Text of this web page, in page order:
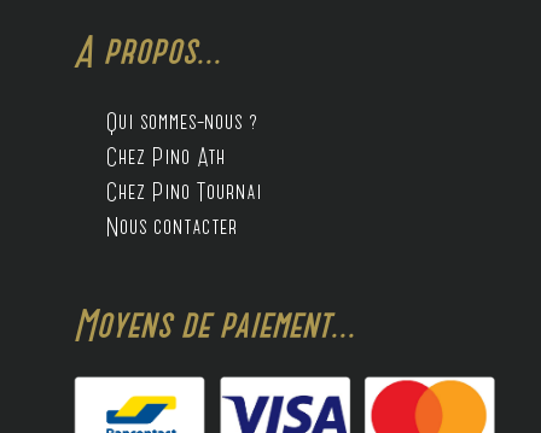
A propos...
Qui sommes-nous ?
Chez Pino Ath
Chez Pino Tournai
Nous contacter
Moyens de paiement...